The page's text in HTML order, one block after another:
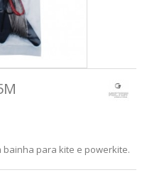
bainha para kite e powerkite.